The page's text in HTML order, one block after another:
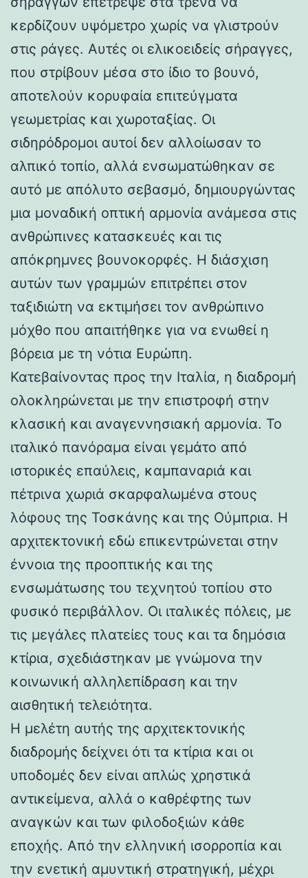
κερδίζουν υψόμετρο χωρίς να γλιστρούν
στις ράγες. Αυτές οι ελικοειδείς σήραγγες,
που στρίβουν μέσα στο ίδιο το βουνό,
αποτελούν κορυφαία επιτεύγματα
γεωμετρίας και χωροταξίας. Οι
σιδηρόδρομοι αυτοί δεν αλλοίωσαν το
αλπικό τοπίο, αλλά ενσωματώθηκαν σε
αυτό με απόλυτο σεβασμό, δημιουργώντας
μια μοναδική οπτική αρμονία ανάμεσα στις
ανθρώπινες κατασκευές και τις
απόκρημνες βουνοκορφές. Η διάσχιση
αυτών των γραμμών επιτρέπει στον
ταξιδιώτη να εκτιμήσει τον ανθρώπινο
μόχθο που απαιτήθηκε για να ενωθεί η
βόρεια με τη νότια Ευρώπη.
Κατεβαίνοντας προς την Ιταλία, η διαδρομή
ολοκληρώνεται με την επιστροφή στην
κλασική και αναγεννησιακή αρμονία. Το
ιταλικό πανόραμα είναι γεμάτο από
ιστορικές επαύλεις, καμπαναριά και
πέτρινα χωριά σκαρφαλωμένα στους
λόφους της Τοσκάνης και της Ούμπρια. Η
αρχιτεκτονική εδώ επικεντρώνεται στην
έννοια της προοπτικής και της
ενσωμάτωσης του τεχνητού τοπίου στο
φυσικό περιβάλλον. Οι ιταλικές πόλεις, με
τις μεγάλες πλατείες τους και τα δημόσια
κτίρια, σχεδιάστηκαν με γνώμονα την
κοινωνική αλληλεπίδραση και την
αισθητική τελειότητα.
Η μελέτη αυτής της αρχιτεκτονικής
διαδρομής δείχνει ότι τα κτίρια και οι
υποδομές δεν είναι απλώς χρηστικά
αντικείμενα, αλλά ο καθρέφτης των
αναγκών και των φιλοδοξιών κάθε
εποχής. Από την ελληνική ισορροπία και
την ενετική αμυντική στρατηγική, μέχρι